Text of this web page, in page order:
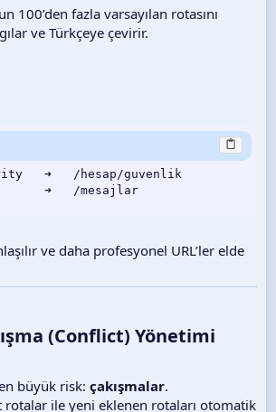
100’den fazla varsayılan rotasını
ve Türkçeye çevirir.
➜   /hesap/guvenlik
➜   /mesajlar
ve daha profesyonel URL’ler elde
(Conflict) Yönetimi​
büyük risk: çakışmalar.
rotalar ile yeni eklenen rotaları otomatik